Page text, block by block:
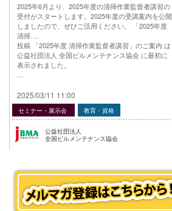
2025年6月より、2025年度の清掃作業監督者講習の
受付がスタートします。2025年度の受講案内を公開
しましたので、ぜひご活用ください。 「2025年度
清掃….
投稿 「2025年度 清掃作業監督者講習」のご案内 は
公益社団法人 全国ビルメンテナンス協会 に最初に
表示されました。
2025/03/11 11:00
セミナー・展示会 教育・資格
公益社団法人
全国ビルメンテナンス協会